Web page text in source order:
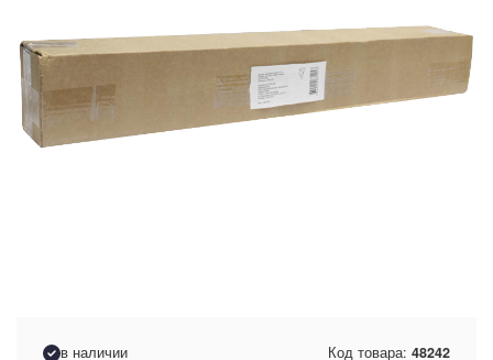
в наличии Код товара: 48242